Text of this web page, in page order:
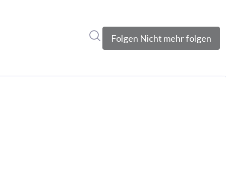
Folgen Nicht mehr folgen